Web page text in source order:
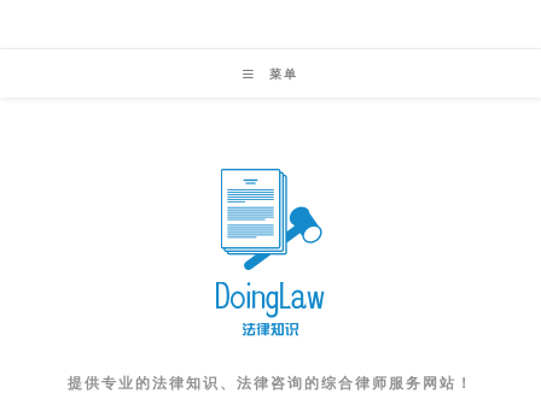
菜单
提供专业的法律知识、法律咨询的综合律师服务网站！